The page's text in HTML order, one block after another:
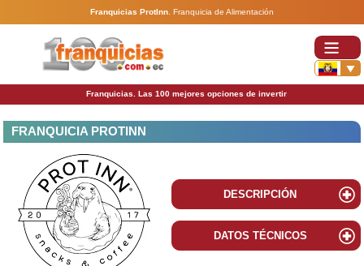
Franquicias ProtInn Franquicia de Alimentación
Franquicias. Las 100 mejores opciones de invertir
FRANQUICIA PROTINN
DESCRIPCIÓN
DATOS TÉCNICOS